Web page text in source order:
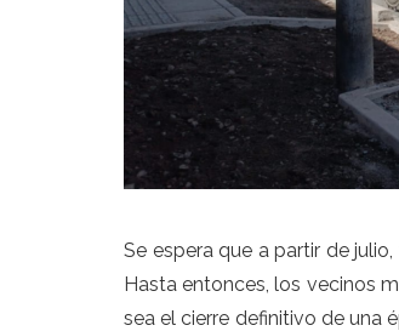
Se espera que a partir de
Hasta entonces, los vecinos
sea el cierre definitivo de una